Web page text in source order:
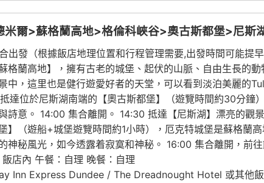
米爾>蘇格蘭高地>格倫科峽谷>奧古斯都堡>尼斯
出發（根據飯店地理位置和行程管理需要,出發時間可能
格蘭高地】，擁有古老的城堡、起伏的山脈、自由生長的
中，這里也是健行遊愛好者的天堂，可以看到淡泊美麗的
達位於尼斯湖南端的【奧古斯都堡】（遊覽時間約30分鐘
詩意。 14:00 集合離開。 14:30 抵達【尼斯湖】漂亮的觀
】（遊船+城堡遊覽時間約1小時），厄克特城堡是蘇格蘭
神秘風光，如今透露着寂寞和神秘。 16:00 集合離開，前
店內 午餐：自理 晚餐：自理
Inn Express Dundee / The Dreadnought Hotel 或其他飯